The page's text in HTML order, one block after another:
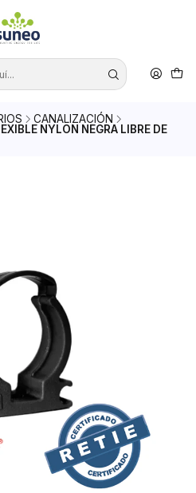
CANALIZACIÓN
NYLON NEGRA LIBRE DE